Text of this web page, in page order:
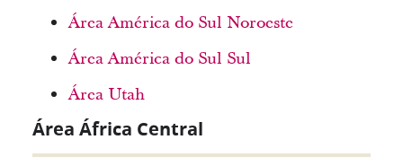
Área América do Sul Noroeste
Área América do Sul Sul
Área Utah
Área África Central